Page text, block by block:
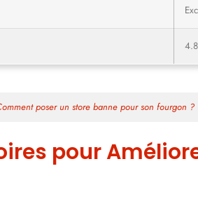
poser un store banne pour son fourgon ?
pour